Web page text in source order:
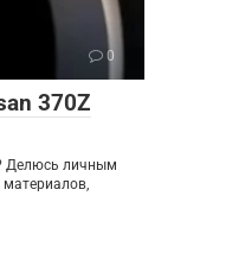
0
370Z
Делюсь личным